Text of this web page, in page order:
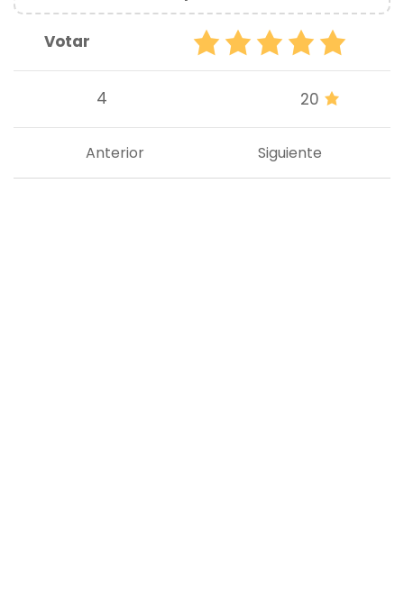
Votar
4 20
Siguiente
Anterior